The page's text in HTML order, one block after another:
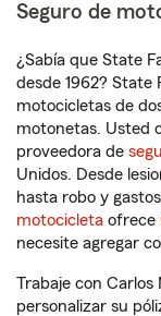
Seguro de
¿Sabía que State
desde 1962?
motocicletas de
motonetas. Usted
proveedora de
Unidos. Desde
hasta robo y
motocicleta ofrece
necesite agregar
Trabaje con
personalizar su